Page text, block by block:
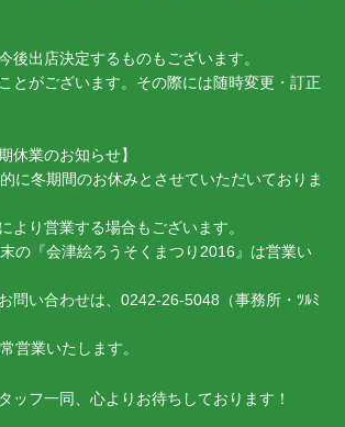
後出店決定するものもございます。
とがございます。その際には随時変更・訂正
休業のお知らせ】
に冬期間のお休みとさせていただいておりま
より営業する場合もございます。
の『会津絵ろうそくまつり2016』は営業い
問い合わせは、0242-26-5048（事務所・ﾂﾙﾐ
営業いたします。
ッフ一同、心よりお待ちしております！